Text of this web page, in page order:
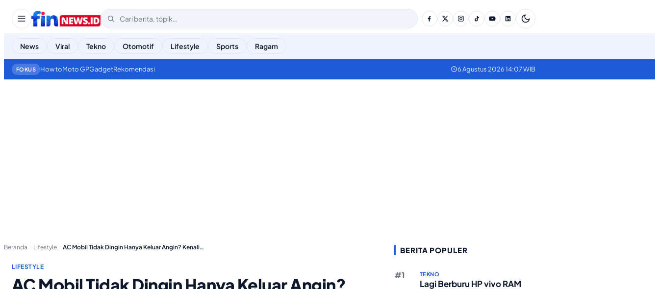
News Viral Tekno Otomotif Lifestyle Sports Ragam
FOKUS How toMoto GPGadgetRekomendasi 6 Agustus 2026 14:07 WIB
Beranda Lifestyle AC Mobil Tidak Dingin Hanya Keluar Angin? Kenali…
LIFESTYLE
BERITA POPULER
TEKNO
Lagi Berburu HP vivo RAM